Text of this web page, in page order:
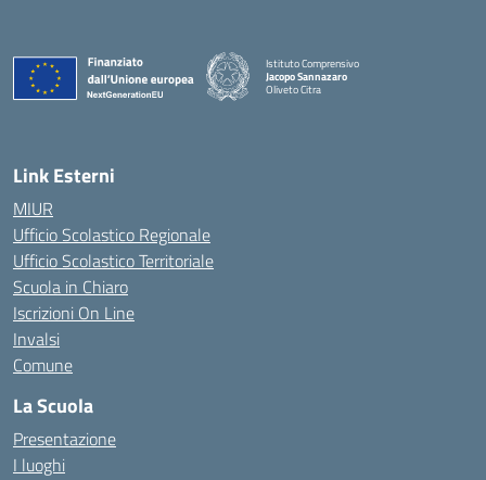
Istituto Comprensivo
Jacopo Sannazaro
Oliveto Citra
Link Esterni
MIUR
Ufficio Scolastico Regionale
Ufficio Scolastico Territoriale
Scuola in Chiaro
Iscrizioni On Line
Invalsi
Comune
La Scuola
Presentazione
I luoghi